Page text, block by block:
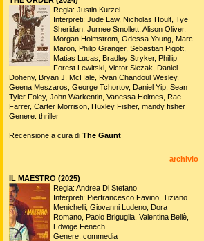
Regia: Justin Kurzel
Interpreti: Jude Law, Nicholas Hoult, Tye
Sheridan, Jurnee Smollett, Alison Oliver,
Morgan Holmstrom, Odessa Young, Marc
Maron, Philip Granger, Sebastian Pigott,
Matias Lucas, Bradley Stryker, Phillip
Forest Lewitski, Victor Slezak, Daniel
Doheny, Bryan J. McHale, Ryan Chandoul Wesley,
Geena Meszaros, George Tchortov, Daniel Yip, Sean
Tyler Foley, John Warkentin, Vanessa Holmes, Rae
Farrer, Carter Morrison, Huxley Fisher, mandy fisher
Genere: thriller
Recensione a cura di The Gaunt
archivio
IL MAESTRO (2025)
Regia: Andrea Di Stefano
Interpreti: Pierfrancesco Favino, Tiziano
Menichelli, Giovanni Ludeno, Dora
Romano, Paolo Briguglia, Valentina Bellè,
Edwige Fenech
Genere: commedia